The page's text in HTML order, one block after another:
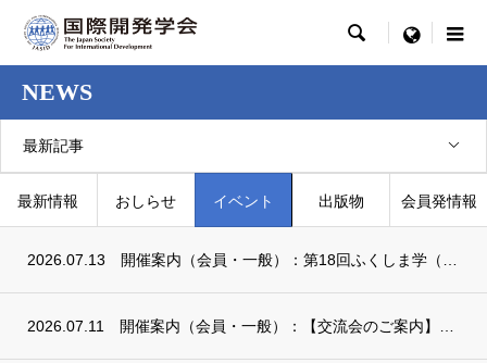
 menu
NEWS
最新記事
最新情報 おしらせ イベント 出版物 会員発情報
2026.07.13
2026.07.11